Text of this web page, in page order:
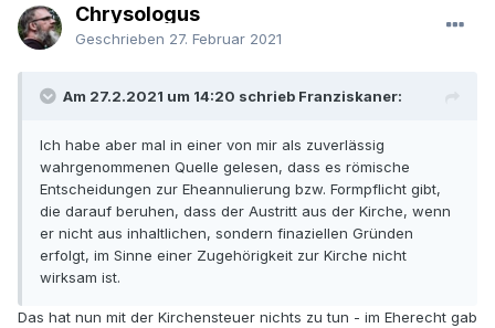
Chrysologus
Geschrieben 27. Februar 2021
Am 27.2.2021 um 14:20 schrieb Franziskaner:
Ich habe aber mal in einer von mir als zuverlässig
wahrgenommenen Quelle gelesen, dass es römische
Entscheidungen zur Eheannulierung bzw. Formpflicht gibt,
die darauf beruhen, dass der Austritt aus der Kirche, wenn
er nicht aus inhaltlichen, sondern finaziellen Gründen
erfolgt, im Sinne einer Zugehörigkeit zur Kirche nicht
wirksam ist.
Das hat nun mit der Kirchensteuer nichts zu tun - im Eherecht gab